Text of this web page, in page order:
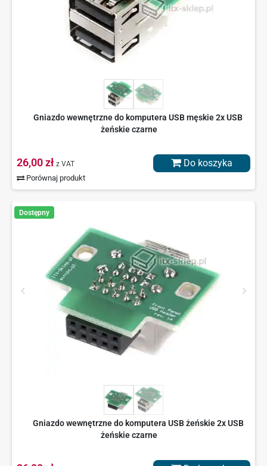
Gniazdo wewnętrzne do komputera USB męskie 2x USB
żeńskie czarne
26,00 zł z VAT
Porównaj produkt
Do koszyka
Dostępny
Gniazdo wewnętrzne do komputera USB żeńskie 2x USB
żeńskie czarne